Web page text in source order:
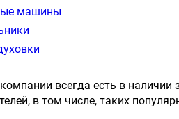
машины
всегда есть в
в том числе, таких